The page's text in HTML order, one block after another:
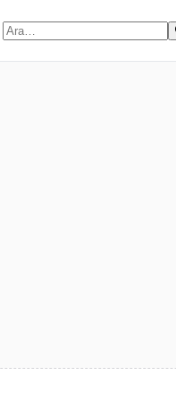
Arama terimi